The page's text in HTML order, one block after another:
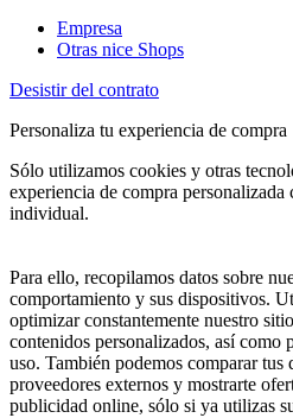
Empresa
Otras nice Shops
Desistir del contrato
Personaliza tu experiencia de compra
Sólo utilizamos cookies y otras
experiencia de compra
individual.
Para ello, recopilamos datos sobre
comportamiento y sus dispositivos.
optimizar constantemente nuestro
contenidos personalizados, así como
uso. También podemos comparar tus
proveedores externos y mostrarte
publicidad online, sólo si ya utilizas